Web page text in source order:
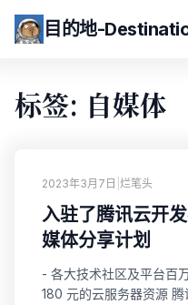
目的地-
标签: 自媒体
2023年3月7日 烂笔头
入驻了腾讯云开
媒体分享计划
- 各大技术社区及平台百
180 元的云服务器资源 腾